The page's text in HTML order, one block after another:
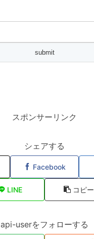
スポンサーリンク
シェアする
Facebook
LINE コピー
api-userをフォローする